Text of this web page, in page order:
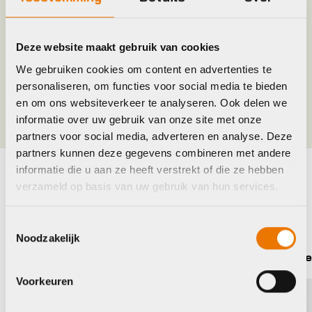
Deze website maakt gebruik van cookies
We gebruiken cookies om content en advertenties te
personaliseren, om functies voor social media te bieden
en om ons websiteverkeer te analyseren. Ook delen we
informatie over uw gebruik van onze site met onze
partners voor social media, adverteren en analyse. Deze
partners kunnen deze gegevens combineren met andere
informatie die u aan ze heeft verstrekt of die ze hebben
verzameld op basis van uw gebruik van hun services.
Noodzakelijk
Voorkeuren
Merk
Maat 3XL, L, M, XL, XXL
Maak je fiets compleet